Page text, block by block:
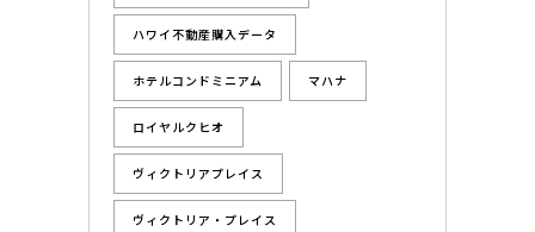
ハワイ不動産購入データ
ホテルコンドミニアム マハナ
ロイヤルクヒオ
ヴィクトリアプレイス
ヴィクトリア・プレイス